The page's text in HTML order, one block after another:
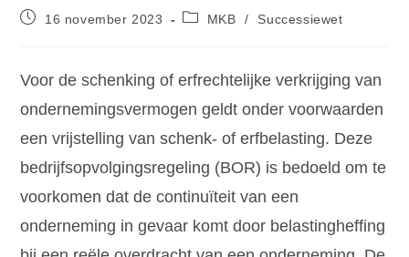
16 november 2023 MKB / Successiewet
Voor de schenking of erfrechtelijke verkrijging van
ondernemingsvermogen geldt onder voorwaarden
een vrijstelling van schenk- of erfbelasting. Deze
bedrijfsopvolgingsregeling (BOR) is bedoeld om te
voorkomen dat de continuïteit van een
onderneming in gevaar komt door belastingheffing